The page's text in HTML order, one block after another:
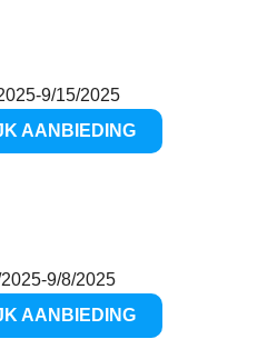
-9/15/2025
AANBIEDING
-9/8/2025
AANBIEDING